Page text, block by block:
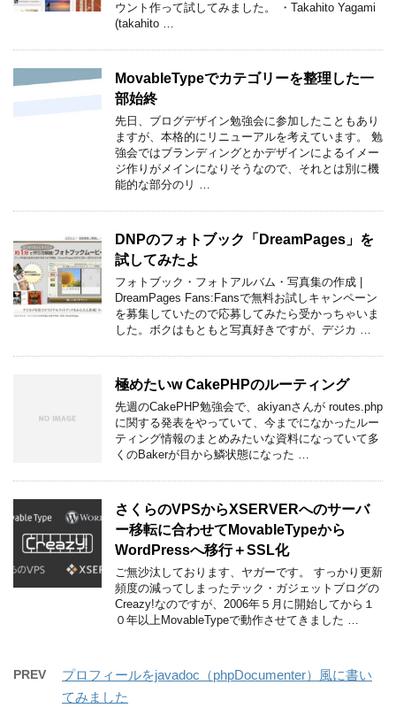
ウント作って試してみました。 ・Takahito Yagami
(takahito …
MovableTypeでカテゴリーを整理した一
部始終
先日、ブログデザイン勉強会に参加したこともあり
ますが、本格的にリニューアルを考えています。 勉
強会ではブランディングとかデザインによるイメー
ジ作りがメインになりそうなので、それとは別に機
能的な部分のリ …
DNPのフォトブック「DreamPages」を
試してみたよ
フォトブック・フォトアルバム・写真集の作成 |
DreamPages Fans:Fansで無料お試しキャンペーン
を募集していたので応募してみたら受かっちゃいま
した。ボクはもともと写真好きですが、デジカ …
極めたいw CakePHPのルーティング
先週のCakePHP勉強会で、akiyanさんが routes.php
に関する発表をやっていて、今までになかったルー
ティング情報のまとめみたいな資料になっていて多
くのBakerが目から鱗状態になった …
さくらのVPSからXSERVERへのサーバ
ー移転に合わせてMovableTypeから
WordPressへ移行＋SSL化
ご無沙汰しております、ヤガーです。 すっかり更新
頻度の減ってしまったテック・ガジェットブログの
Creazy!なのですが、2006年５月に開始してから１
０年以上MovableTypeで動作させてきました …
PREV
プロフィールをjavadoc（phpDocumenter）風に書い
てみました